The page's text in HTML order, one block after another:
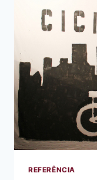
REFERÊNCIA